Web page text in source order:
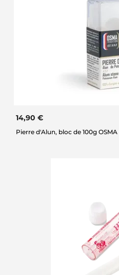
14,90 €
Pierre d'Alun, bloc de 100g